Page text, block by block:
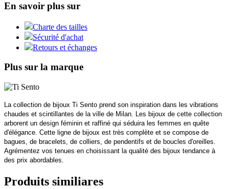
En savoir plus sur
Charte des tailles
Sécurité d'achat
Retours et échanges
Plus sur la marque
La collection de bijoux Ti Sento prend son inspiration dans les vibrations
chaudes et scintillantes de la ville de Milan. Les bijoux de cette collection
arborent un design féminin et raffiné qui séduira les femmes en quête
d'élégance. Cette ligne de bijoux est très complète et se compose de
bagues, de bracelets, de colliers, de pendentifs et de boucles d'oreilles.
Agrémentez vos tenues en choisissant la qualité des bijoux tendance à
des prix abordables.
Produits similiares